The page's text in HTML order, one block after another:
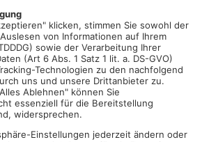
bedeutet das jetzt: Bis zum 31.
abgegeben werden.
Abend findet in der Stadthalle
auch online kann zugeschaltet
Stadt. (www.aschaffenburg.de/live-